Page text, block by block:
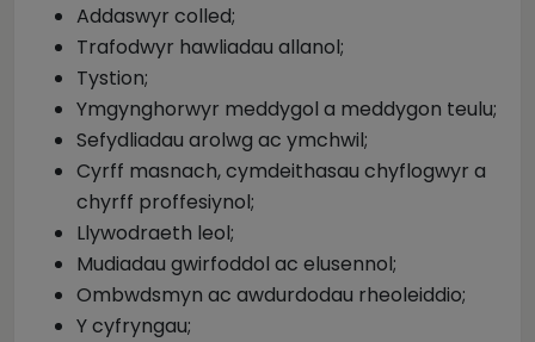
Addaswyr colled;
Trafodwyr hawliadau allanol;
Tystion;
Ymgynghorwyr meddygol a meddygon teulu;
Sefydliadau arolwg ac ymchwil;
Cyrff masnach, cymdeithasau chyflogwyr a
chyrff proffesiynol;
Llywodraeth leol;
Mudiadau gwirfoddol ac elusennol;
Ombwdsmyn ac awdurdodau rheoleiddio;
Y cyfryngau;